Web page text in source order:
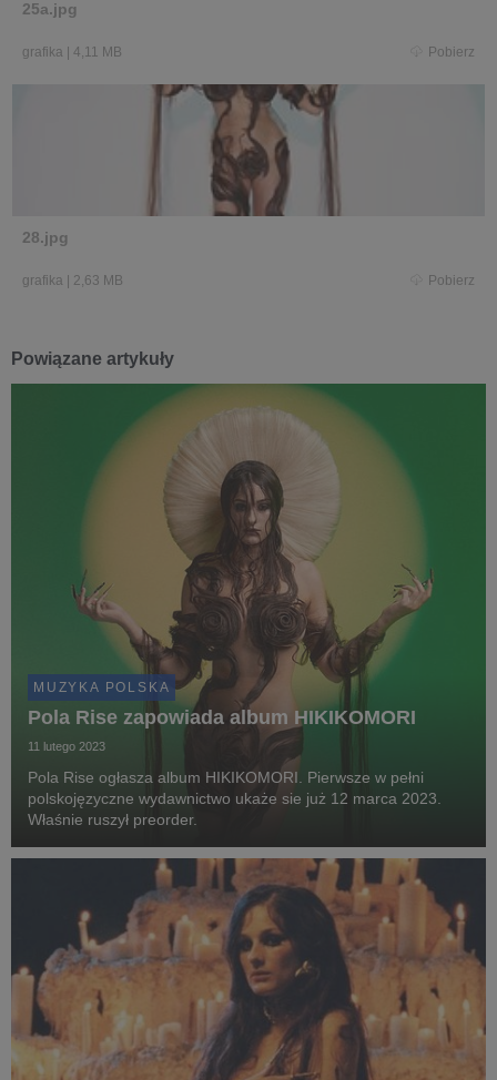
25a.jpg
grafika 4,11 MB Pobierz
28.jpg
grafika 2,63 MB Pobierz
Powiązane artykuły
MUZYKA POLSKA
Pola Rise zapowiada album HIKIKOMORI
11 lutego 2023
Pola Rise ogłasza album HIKIKOMORI. Pierwsze w pełni
polskojęzyczne wydawnictwo ukaże sie już 12 marca 2023.
Właśnie ruszył preorder.